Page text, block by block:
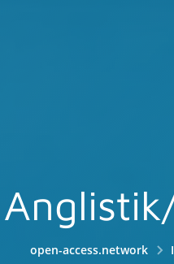
open-access.network